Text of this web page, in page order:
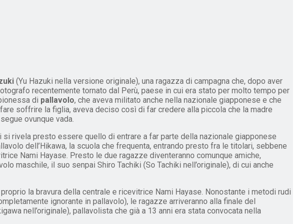
(Yu Hazuki nella versione originale), una ragazza di campagna che, dopo aver
recentemente tornato dal Perù, paese in cui era stato per molto tempo per
di pallavolo, che aveva militato anche nella nazionale giapponese e che
soffrire la figlia, aveva deciso così di far credere alla piccola che la madre
ovunque vada.
rivela presto essere quello di entrare a far parte della nazionale giapponese
dell’Hikawa, la scuola che frequenta, entrando presto fra le titolari, sebbene
Nami Hayase. Presto le due ragazze diventeranno comunque amiche,
maschile, il suo senpai Shiro Tachiki (So Tachiki nell’originale), di cui anche
la bravura della centrale e ricevitrice Nami Hayase. Nonostante i metodi rudi
ignorante in pallavolo), le ragazze arriveranno alla finale del
nell’originale), pallavolista che già a 13 anni era stata convocata nella